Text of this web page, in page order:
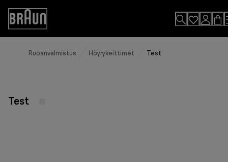
Skip
Content
Accessibility
Statement
Ruoanvalmistus Höyrykeittimet Test
Test